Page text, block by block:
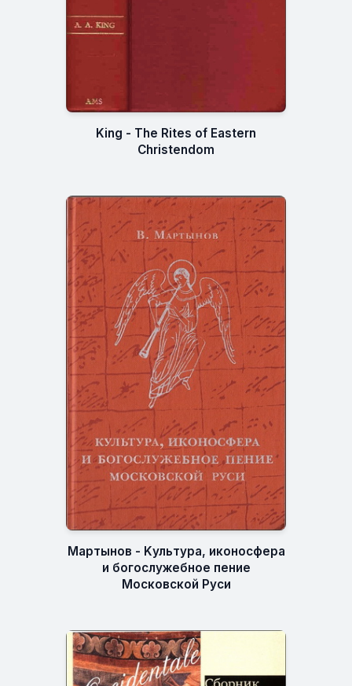
King - The Rites of Eastern
Christendom
Мартынов - Kультура, иконосфера
и богослужебное пение
Московской Руси